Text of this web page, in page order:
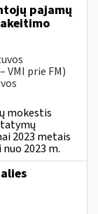
pajamų
prie FM)
mokestis
2023 metais
2023 m.